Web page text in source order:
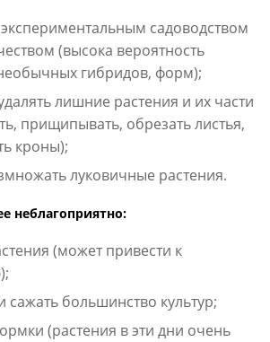
садоводством
(высока вероятность
гибридов, форм);
лишние растения и их части
прищипывать, обрезать листья,
кроны);
луковичные растения.
неблагоприятно:
(может привести к
сажать большинство культур;
(растения в эти дни очень